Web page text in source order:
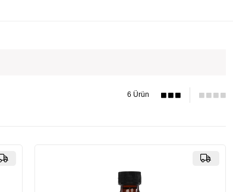
6 Ürün